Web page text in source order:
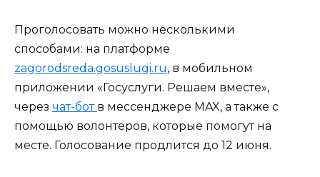
Проголосовать можно несколькими
способами: на платформе
zagorodsreda.gosuslugi.ru, в мобильном
приложении «Госуслуги. Решаем вместе»,
через чат-бот в мессенджере MAX, а также с
помощью волонтеров, которые помогут на
месте. Голосование продлится до 12 июня.